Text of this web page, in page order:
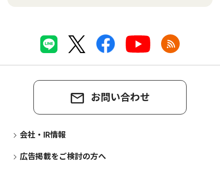
お問い合わせ
会社・IR情報
広告掲載をご検討の方へ